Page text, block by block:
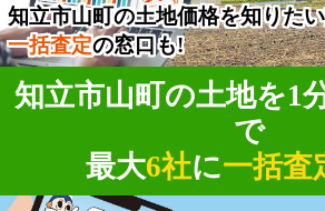
知立市山町の土地価格を知りた
一括査定の窓口も!
知立市山町の土地を1
で
最大6社に一括査